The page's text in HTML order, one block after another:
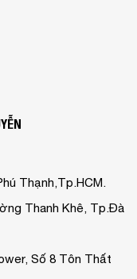
Thạnh,Tp.HCM.
Thanh Khê, Tp.Đà
Số 8 Tôn Thất